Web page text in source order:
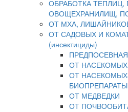
ОБРАБОТКА ТЕПЛИЦ,
ОВОЩЕХРАНИЛИЩ,
ОТ МХА,
ОТ САДОВЫХ И
(инсектициды)
ОТ
ОТ
БИОПРЕПАРАТЫ
ОТ МЕДВЕДКИ
ОТ